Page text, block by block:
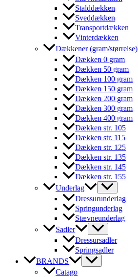
Stalddækken
Sveddækken
Transportdækken
Vinterdækken
Dækkener (gram/størrelse)
Dækken 0 gram
Dækken 50 gram
Dækken 100 gram
Dækken 150 gram
Dækken 200 gram
Dækken 300 gram
Dækken 400 gram
Dækken str. 105
Dækken str. 115
Dækken str. 125
Dækken str. 135
Dækken str. 145
Dækken str. 155
Underlag
Dressurunderlag
Springunderlag
Stævneunderlag
Sadler
Dressursadler
Springsadler
BRANDS
Catago